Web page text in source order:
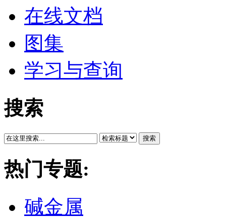
在线文档
图集
学习与查询
搜索
搜索
热门专题:
碱金属